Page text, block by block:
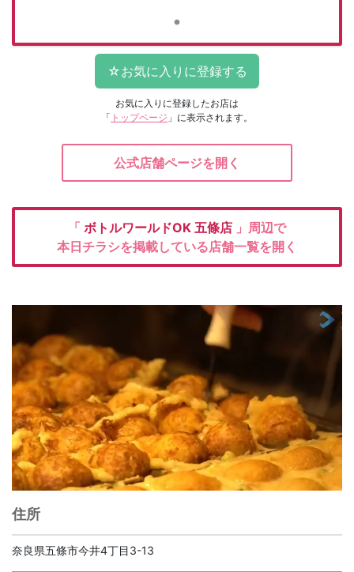
お気に入りに登録したお店は
「 トップページ 」に表示されます。
公式店舗ページを開く
「 ボトルワールドOK 五條店 」周辺で
本日チラシを掲載している店舗一覧を開く
住所
奈良県五條市今井4丁目3-13